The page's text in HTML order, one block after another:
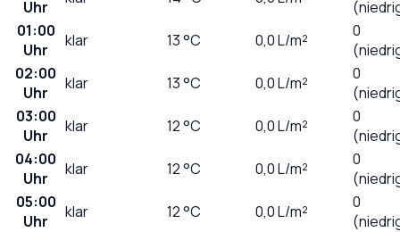
Uhr
01:00
Uhr
klar 13°C 0,0L/m²
0
02:00
Uhr
klar 13°C 0,0L/m²
0
03:00
Uhr
klar 12°C 0,0L/m²
0
04:00
Uhr
klar 12°C 0,0L/m²
0
05:00
Uhr
klar 12°C 0,0L/m²
0